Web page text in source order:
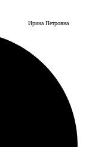
Ирина Петровна